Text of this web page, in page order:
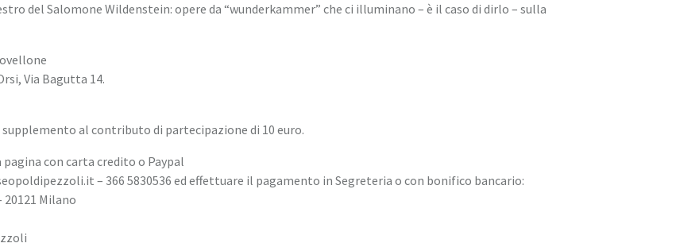
del Salomone Wildenstein: opere da “wunderkammer” che ci illuminano – è il caso di dirlo – sulla
Via Bagutta 14.
al contributo di partecipazione di 10 euro.
con carta credito o Paypal
– 366 5830536 ed effettuare il pagamento in Segreteria o con bonifico bancario:
20121 Milano